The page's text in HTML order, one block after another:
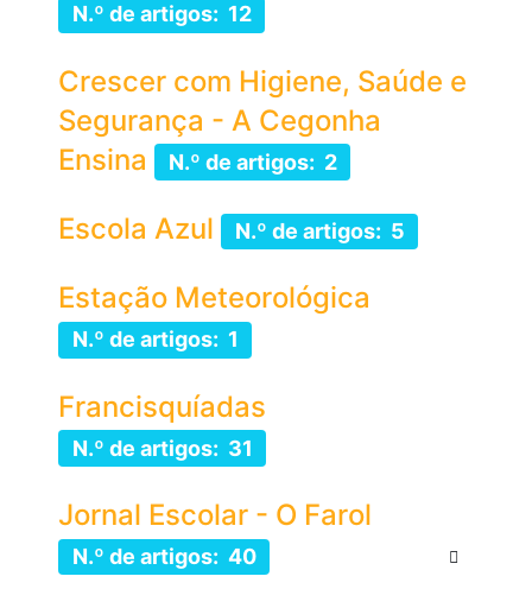
N.º de artigos: 12
Crescer com Higiene, Saúde e
Segurança - A Cegonha
Ensina
N.º de artigos: 2
Escola Azul N.º de artigos: 5
Estação Meteorológica
N.º de artigos: 1
Francisquíadas
N.º de artigos: 31
Jornal Escolar - O Farol
N.º de artigos: 40